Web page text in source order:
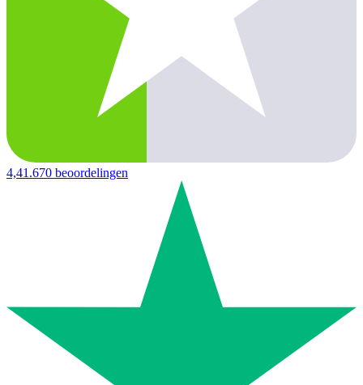
4,41.670 beoordelingen